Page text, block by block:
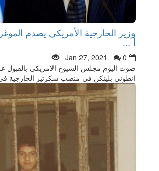
وزير الخارجية الأمريكي يصدم
أ ...
Jan 27, 2021
0
صوت اليوم مجلس الشيوخ الامريكي بالقبول
انطوني بلينكن في منصب سكرتير الخارجية في